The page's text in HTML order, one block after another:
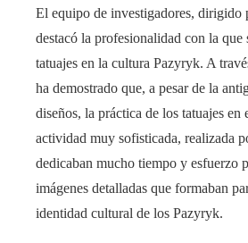
El equipo de investigadores, dirigido
destacó la profesionalidad con la que
tatuajes en la cultura Pazyryk. A
ha demostrado que, a pesar de la
diseños, la práctica de los tatuajes en
actividad muy sofisticada, realizada
dedicaban mucho tiempo y esfuerzo
imágenes detalladas que formaban
identidad cultural de los Pazyryk.